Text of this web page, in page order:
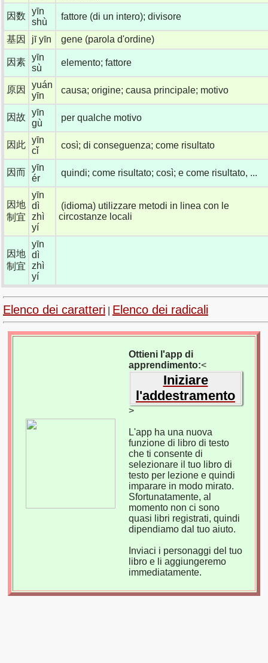
因数
yīn
shù
fattore (di un intero); divisore
基因 jī yīn gene (parola d'ordine)
因素 yīn
sù
elemento; fattore
原因
yuán
yīn
causa; origine; causa principale; motivo
因故
yīn
gù
per qualche motivo
因此 yīn
cǐ
così; di conseguenza; come risultato
因而 yīn
ér
quindi; come risultato; così; e come risultato, ...
因地
制宜
yīn
dì
zhì
yí
(idioma) utilizzare metodi in linea con le
circostanze locali
因地
制宜
yīn
dì
zhì
yí
Elenco dei caratteri Elenco dei radicali
Ottieni l'app di
apprendimento:<
Iniziare
l'addestramento
>
L'app ha una nuova
funzione di libro di testo
che ti consente di
selezionare il tuo libro di
testo per lezione e quindi
imparare in modo mirato.
Sfortunatamente, al
momento non ci sono
quasi libri registrati, quindi
dipendiamo dal tuo aiuto.
Inviaci i personaggi del tuo
libro e li aggiungeremo
immediatamente.